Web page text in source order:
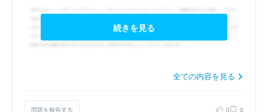
続きを見る
全ての内容を見る
問題を報告する 0 0